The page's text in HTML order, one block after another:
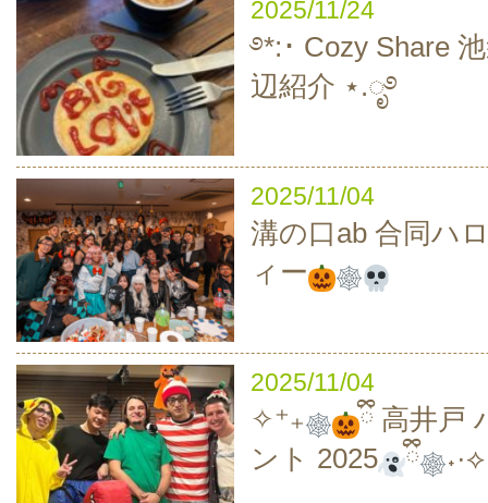
2025/11/24
࿔*:･ Cozy Share
辺紹介 ⋆.ೃ࿔
2025/11/04
溝の口ab 合同ハ
ィー
2025/11/04
✧⁺₊
高井戸
ント 2025
ྀི ˖·⟡